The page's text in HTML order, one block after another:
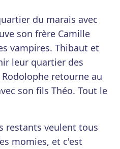
du marais avec
son frère Camille
vampires. Thibaut et
leur quartier des
retourne au
son fils Théo. Tout le
restants veulent tous
momies, et c'est